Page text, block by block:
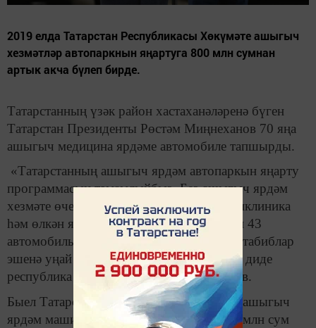
2019 елда Татарстан Республикасы Хөкүмәте ашыгыч
хезмәтләр автопаркнын яңартуга 800 млн сумнан
артык акча бүлеп бирде.
Татарстанның үзәк район хастаханәләренә бүген
Татарстан Президенты Рөстәм Миңнеханов 70 яңа
ашыгыч медицина ярдәме автомобиле тапшырды.
«Татарстанның ашыгыч ярдәм автопаркын яңарту
программасын тәмамлыйбыз. Без ашыгыч ярдәм
хезмәте өчен 187 машина, 4 мобиль поликлиника
һәм өлкән яшьтәге кешеләрне йөртү өчен 43
автомобиль сатып алдык. Яңа транспорт табиблар
эшенә уңай тәэсир итәр дип уйлыйм», — диде
республика башлыгы Рөстәм Миңнеханов.
Быел Татарстан Республикасы Хөкүмәте ашыгыч
ярдәм машиналарын сатып алу өчен 864 млн сум